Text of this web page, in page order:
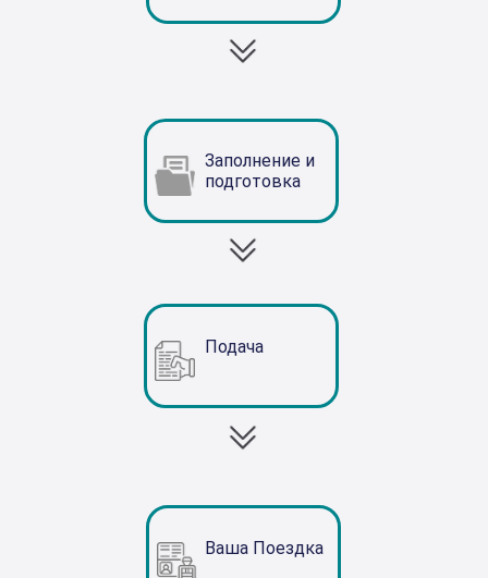
Ваша Поездка
Подача
Заполнение и
подготовка